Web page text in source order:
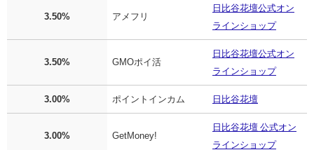
3.50% アメフリ
日比谷花壇公式オン
ラインショップ
3.50% GMOポイ活
日比谷花壇公式オン
ラインショップ
3.00% ポイントインカム 日比谷花壇
3.00% GetMoney!
日比谷花壇 公式オン
ラインショップ